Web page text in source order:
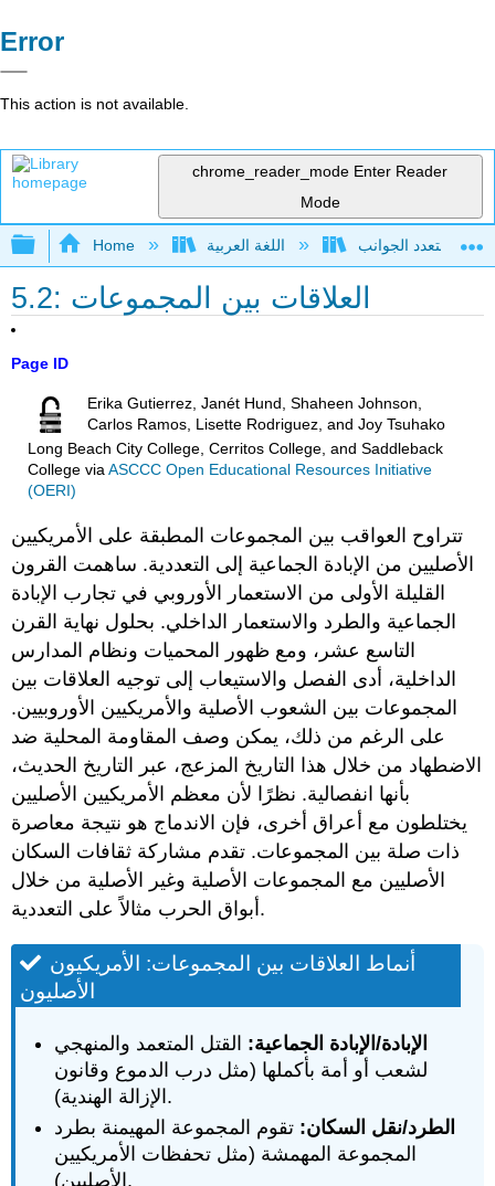
Error
This action is not available.
chrome_reader_mode Enter Reader
Mode
Expand/collapse global hierarchy
Home
5.2: العلاقات بين المجموعات
Page ID
Erika Gutierrez, Janét Hund, Shaheen Johnson,
Carlos Ramos, Lisette Rodriguez, and Joy Tsuhako
Long Beach City College, Cerritos College, and Saddleback
Collegevia ASCCC Open Educational Resources Initiative
(OERI)
تتراوح العواقب بين المجموعات المطبقة على الأمريكيين
الأصليين من الإبادة الجماعية إلى التعددية. ساهمت القرون
القليلة الأولى من الاستعمار الأوروبي في تجارب الإبادة
الجماعية والطرد والاستعمار الداخلي. بحلول نهاية القرن
التاسع عشر، ومع ظهور المحميات ونظام المدارس
الداخلية، أدى الفصل والاستيعاب إلى توجيه العلاقات بين
المجموعات بين الشعوب الأصلية والأمريكيين الأوروبيين.
على الرغم من ذلك، يمكن وصف المقاومة المحلية ضد
الاضطهاد من خلال هذا التاريخ المزعج، عبر التاريخ الحديث،
بأنها انفصالية. نظرًا لأن معظم الأمريكيين الأصليين
يختلطون مع أعراق أخرى، فإن الاندماج هو نتيجة معاصرة
ذات صلة بين المجموعات. تقدم مشاركة ثقافات السكان
الأصليين مع المجموعات الأصلية وغير الأصلية من خلال
أبواق الحرب مثالاً على التعددية.
أنماط العلاقات بين المجموعات: الأمريكيون
الأصليون
الإبادة/الإبادة الجماعية: القتل المتعمد والمنهجي
لشعب أو أمة بأكملها (مثل درب الدموع وقانون
الإزالة الهندية).
الطرد/نقل السكان: تقوم المجموعة المهيمنة بطرد
المجموعة المهمشة (مثل تحفظات الأمريكيين
الأصليين).